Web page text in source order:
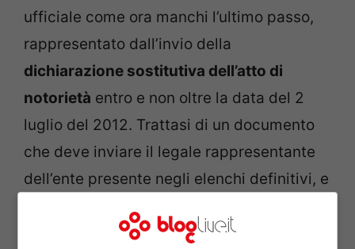
ufficiale come ora manchi l’ultimo passo,
rappresentato dall’invio della
dichiarazione sostitutiva dell’atto di
notorietà entro e non oltre la data del 2
luglio del 2012. Trattasi di un documento
che deve inviare il legale rappresentante
dell’ente presente negli elenchi definitivi, e
l’ammissione al cinque per mille 2012.